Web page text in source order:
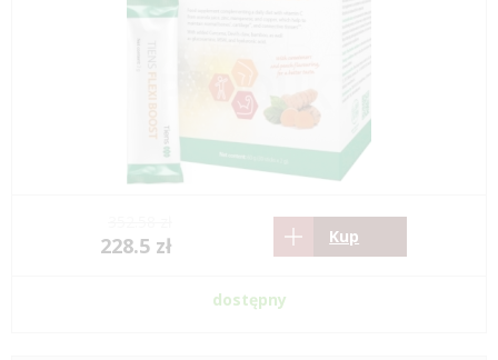
228.5 zł Kup
dostępny